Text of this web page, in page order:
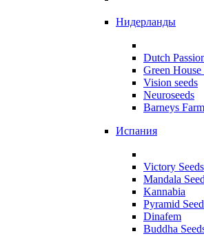
Нидерланды
Dutch
Green House
Vision seeds
Neuroseeds
Barneys Farm
Испания
Victory Seeds
Mandala
Kannabia
Pyramid
Dinafem
Buddha